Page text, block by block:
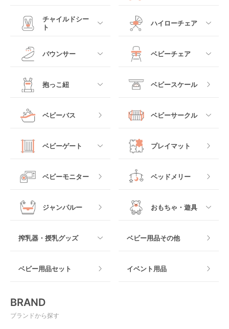
すべて
レギュラーサイズベビ
ベッドインベッド
クーファン
マットレス・布団
ベビーベッドその他
すべて
ベビーカーその他
チャイルドシー
ト
すべて
ジュニアシート
チャイルドシートその
他
ハイローチェア
すべて
バウンサー
すべて
ロッキングタイプ
ベビーチェア
すべて
テーブルチェア
抱っこ紐
すべて
ヒップシート
抱っこ紐その他
ベビースケール
ベビーバス ベビーサークル
すべて
木製
マット製
ベビーゲート
すべて
プレイマット
ベビーモニター ベッドメリー
ジャンパルー おもちゃ・遊具
搾乳器・授乳グッズ
授乳グッズ・ママ用品
ベビー用品その他
ベビー用品セット イベント用品
BRAND
ブランドから探す